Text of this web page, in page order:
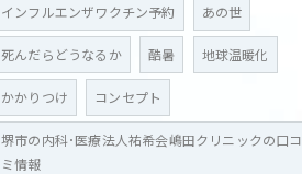
インフルエンザワクチン予約 あの世
死んだらどうなるか 酷暑 地球温暖化
かかりつけ コンセプト
堺市の内科･医療法人祐希会嶋田クリニックの口コ
ミ情報